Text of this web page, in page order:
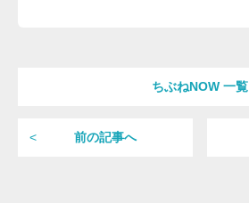
前の記事へ
ちぶねNOW 一覧